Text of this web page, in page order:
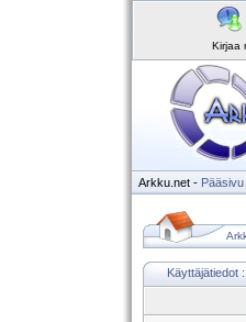
Kirjaa
Arkku.net - Pääsivu
Käyttäjätiedot